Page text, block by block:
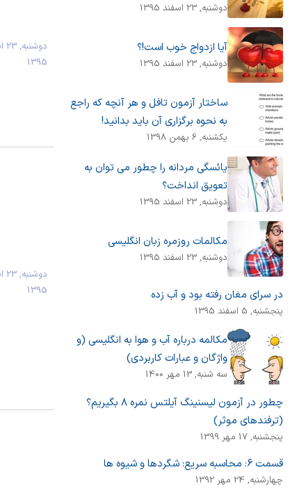
دوشنبه, 23 اسفند 1395
آیا ازدواج خوب است!؟
دوشنبه, 23 اسفند 1395
ساختار آزمون تافل و هر آنچه که راجع
به نحوه برگزاری آن باید بدانید!
يكشنبه, 6 بهمن 1398
یائسگی مردانه را چطور می توان به
تعویق انداخت؟
دوشنبه, 23 اسفند 1395
مکالمات روزمره زبان انگلیسی
دوشنبه, 23 اسفند 1395
در سرای مغان رفته بود و آب زده
پنجشنبه, 5 اسفند 1395
مکالمه درباره آب و هوا به انگلیسی (و
واژگان و عبارات کاربردی)
سه شنبه, 13 مهر 1400
چطور در آزمون لیسنینگ آیلتس نمره ۸ بگیریم؟
(ترفندهای موثر)
پنجشنبه, 17 مهر 1399
قسمت 6: محاسبه سریع: شگردها و شیوه ها
چهارشنبه, 24 مهر 1392
1395
1395